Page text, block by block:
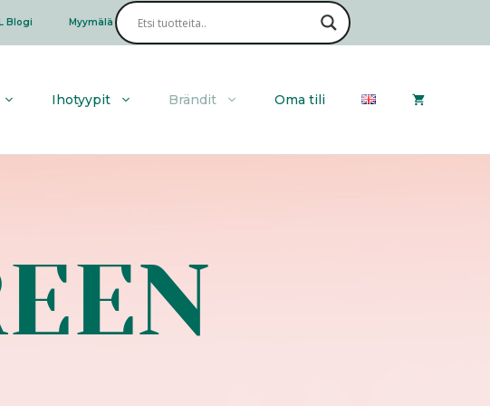
Blogi Myymälä Haku
Ihotyypit Brändit Oma tili